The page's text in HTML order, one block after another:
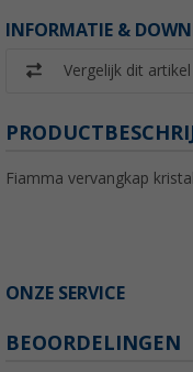
INFORMATIE &
Vergelijk dit artikel
Fiamma vervangkap
ONZE SERVICE
BEOORDELINGEN